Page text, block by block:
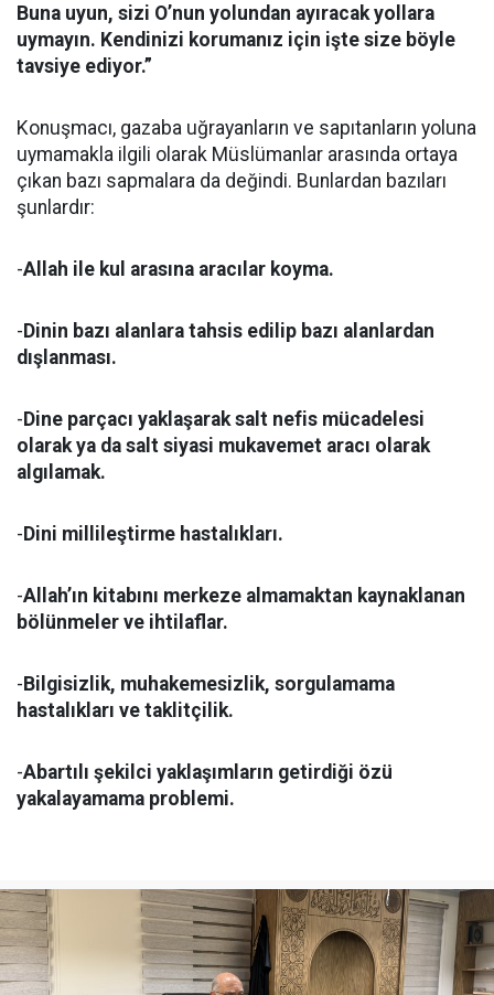
Buna uyun, sizi O’nun yolundan ayıracak yollara
uymayın. Kendinizi korumanız için işte size böyle
tavsiye ediyor.”
Konuşmacı, gazaba uğrayanların ve sapıtanların yoluna
uymamakla ilgili olarak Müslümanlar arasında ortaya
çıkan bazı sapmalara da değindi. Bunlardan bazıları
şunlardır:
-Allah ile kul arasına aracılar koyma.
- Dinin bazı alanlara tahsis edilip bazı alanlardan
dışlanması.
- Dine parçacı yaklaşarak salt nefis mücadelesi
olarak ya da salt siyasi mukavemet aracı olarak
algılamak.
- Dini millileştirme hastalıkları.
-Allah’ın kitabını merkeze almamaktan kaynaklanan
bölünmeler ve ihtilaflar.
- Bilgisizlik, muhakemesizlik, sorgulamama
hastalıkları ve taklitçilik.
-Abartılı şekilci yaklaşımların getirdiği özü
yakalayamama problemi.